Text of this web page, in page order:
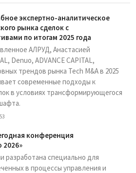
экспертно-аналитическое
рынка сделок с
по итогам 2025 года
АЛРУД, Анастасией
Denuo, ADVANCE CAPITAL,
трендов рынка Tech M&A в 2025
современные подходы к
в условиях трансформирующегося
конференция
2026»
разработана специально для
в процессы управления и